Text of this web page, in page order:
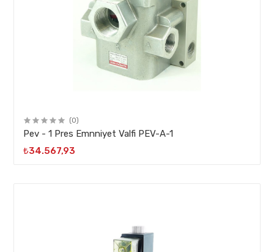
(0)
Pev - 1 Pres Emnniyet Valfi PEV-A-1
₺34.567,93